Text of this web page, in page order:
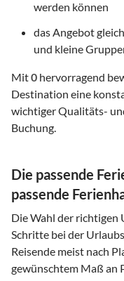
werden können
das Angebot
und kleine
Mit0 hervorragend
Destination eine
wichtiger Qualitäts-
Buchung.
Die passende
passende
Die Wahl der
Schritte bei der
Reisende meist nach
gewünschtem Maß an